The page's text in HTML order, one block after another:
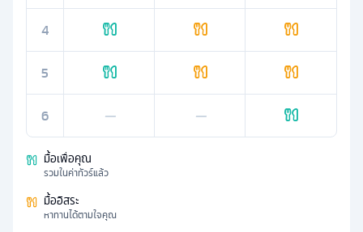
4
5
6 — —
มื้อเพื่อคุณ
รวมในค่าทัวร์แล้ว
มื้ออิสระ
หาทานได้ตามใจคุณ